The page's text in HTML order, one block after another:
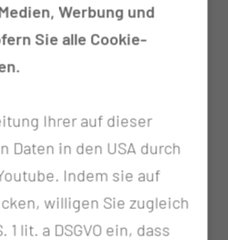
Werbung und
Sie alle Cookie-
Ihrer auf dieser
Daten in den USA durch
Indem sie auf
willigen Sie zugleich
1 lit. a DSGVO ein, dass